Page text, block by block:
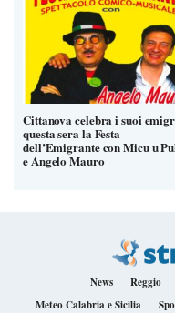
Cittanova celebra i suoi
questa sera la Festa
dell’Emigrante con Micu u
e Angelo Mauro
News Reggio
Meteo Calabria e Sicilia